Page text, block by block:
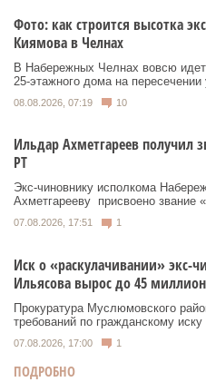
Фото: как строится высотка
Киямова в Челнах
В Набережных Челнах вовсю идет
25‑этажного дома на пересечении
08.08.2026, 07:19 10
Ильдар Ахметгареев получил
РТ
Экс‑чиновнику исполкома
Ахметгарееву присвоено звание
07.08.2026, 17:51 1
Иск о «раскулачивании» экс-
Ильясова вырос до 45
Прокуратура Муслюмовского
требований по гражданскому
07.08.2026, 17:00 1
ПОДРОБНО